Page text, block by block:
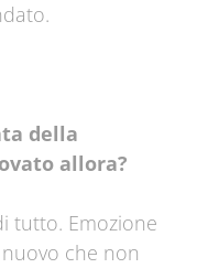
della
allora?
tutto. Emozione
che non